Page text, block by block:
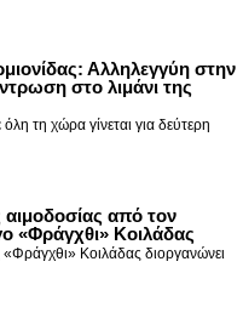
Αλληλεγγύη στην
στο λιμάνι της
τη χώρα γίνεται για δεύτερη
αιμοδοσίας από τον
«Φράγχθι» Κοιλάδας
«Φράγχθι» Κοιλάδας διοργανώνει